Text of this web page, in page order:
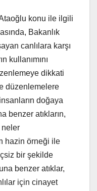
konu ile ilgili
Bakanlık
canlılara karşı
kullanımını
dikkati
düzenlemelere
doğaya
benzer atıkların,
neler
hazin örneği ile
bir şekilde
benzer atıklar,
için cinayet